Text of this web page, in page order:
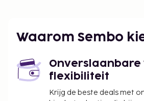
personeel, een
automaat. Ter plaatse heb je
massages of geniet van
zoals een seizoensgebonden
landhuis bevat ook een open
Waarom Sembo
Onverslaanbare
flexibiliteit
Krijg de beste deals met